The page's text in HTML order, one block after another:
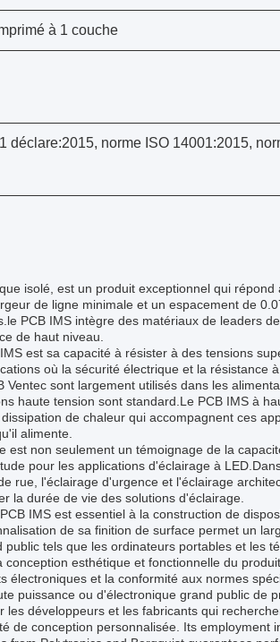
à 1 couche
déclare:2015, norme ISO 14001:2015,
isolé, est un produit exceptionnel qui répond
de ligne minimale et un espacement de
PCB IMS intègre des matériaux de leaders
de haut niveau.
est sa capacité à résister à des tensions
où la sécurité électrique et la résistance
sont largement utilisés dans les
haute tension sont standard.Le PCB IMS à
de chaleur qui accompagnent ces
alimente.
est non seulement un témoignage de la
pour les applications d'éclairage à
rue, l'éclairage d'urgence et l'éclairage
la durée de vie des solutions d'éclairage.
IMS est essentiel à la construction de
de sa finition de surface permet un
tels que les ordinateurs portables et les
esthétique et fonctionnelle du
et la conformité aux normes
puissance ou d'électronique grand public de
développeurs et les fabricants qui
de conception personnalisée. Its employment